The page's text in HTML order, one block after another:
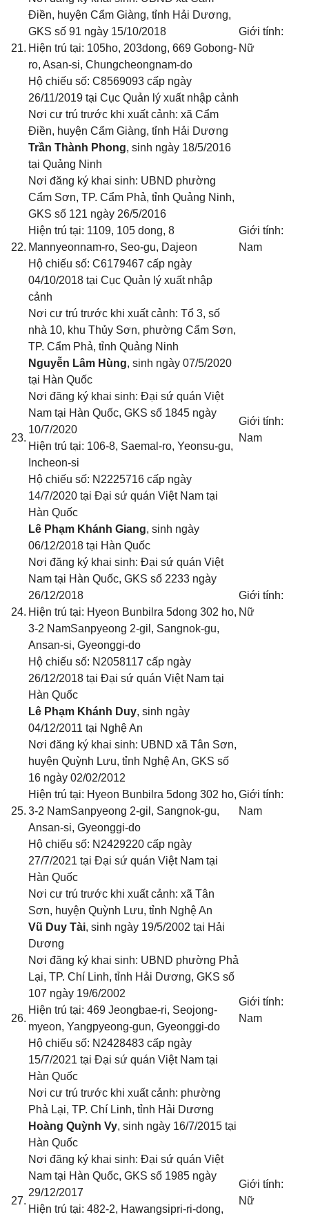
21.
Điền, huyện Cẩm Giàng, tỉnh Hải Dương,
GKS số 91 ngày 15/10/2018
Hiện trú tại: 105ho, 203dong, 669 Gobong-
ro, Asan-si, Chungcheongnam-do
Hộ chiếu số: C8569093 cấp ngày
26/11/2019 tại Cục Quản lý xuất nhập cảnh
Nơi cư trú trước khi xuất cảnh: xã Cẩm
Điền, huyện Cẩm Giàng, tỉnh Hải Dương
Giới tính:
Nữ
22.
Trần Thành Phong, sinh ngày 18/5/2016
tại Quảng Ninh
Nơi đăng ký khai sinh: UBND phường
Cẩm Sơn, TP. Cẩm Phả, tỉnh Quảng Ninh,
GKS số 121 ngày 26/5/2016
Hiện trú tại: 1109, 105 dong, 8
Mannyeonnam-ro, Seo-gu, Dajeon
Hộ chiếu số: C6179467 cấp ngày
04/10/2018 tại Cục Quản lý xuất nhập
cảnh
Nơi cư trú trước khi xuất cảnh: Tổ 3, số
nhà 10, khu Thủy Sơn, phường Cẩm Sơn,
TP. Cẩm Phả, tỉnh Quảng Ninh
Giới tính:
Nam
23.
Nguyễn Lâm Hùng, sinh ngày 07/5/2020
tại Hàn Quốc
Nơi đăng ký khai sinh: Đại sứ quán Việt
Nam tại Hàn Quốc, GKS số 1845 ngày
10/7/2020
Hiện trú tại: 106-8, Saemal-ro, Yeonsu-gu,
Incheon-si
Hộ chiếu số: N2225716 cấp ngày
14/7/2020 tại Đại sứ quán Việt Nam tại
Hàn Quốc
Giới tính:
Nam
24.
Lê Phạm Khánh Giang, sinh ngày
06/12/2018 tại Hàn Quốc
Nơi đăng ký khai sinh: Đại sứ quán Việt
Nam tại Hàn Quốc, GKS số 2233 ngày
26/12/2018
Hiện trú tại: Hyeon Bunbilra 5dong 302 ho,
3-2 NamSanpyeong 2-gil, Sangnok-gu,
Ansan-si, Gyeonggi-do
Hộ chiếu số: N2058117 cấp ngày
26/12/2018 tại Đại sứ quán Việt Nam tại
Hàn Quốc
Giới tính:
Nữ
25.
Lê Phạm Khánh Duy, sinh ngày
04/12/2011 tại Nghệ An
Nơi đăng ký khai sinh: UBND xã Tân Sơn,
huyện Quỳnh Lưu, tỉnh Nghệ An, GKS số
16 ngày 02/02/2012
Hiện trú tại: Hyeon Bunbilra 5dong 302 ho,
3-2 NamSanpyeong 2-gil, Sangnok-gu,
Ansan-si, Gyeonggi-do
Hộ chiếu số: N2429220 cấp ngày
27/7/2021 tại Đại sứ quán Việt Nam tại
Hàn Quốc
Nơi cư trú trước khi xuất cảnh: xã Tân
Sơn, huyện Quỳnh Lưu, tỉnh Nghệ An
Giới tính:
Nam
26.
Vũ Duy Tài, sinh ngày 19/5/2002 tại Hải
Dương
Nơi đăng ký khai sinh: UBND phường Phả
Lại, TP. Chí Linh, tỉnh Hải Dương, GKS số
107 ngày 19/6/2002
Hiện trú tại: 469 Jeongbae-ri, Seojong-
myeon, Yangpyeong-gun, Gyeonggi-do
Hộ chiếu số: N2428483 cấp ngày
15/7/2021 tại Đại sứ quán Việt Nam tại
Hàn Quốc
Nơi cư trú trước khi xuất cảnh: phường
Phả Lại, TP. Chí Linh, tỉnh Hải Dương
Giới tính:
Nam
27.
Hoàng Quỳnh Vy, sinh ngày 16/7/2015 tại
Hàn Quốc
Nơi đăng ký khai sinh: Đại sứ quán Việt
Nam tại Hàn Quốc, GKS số 1985 ngày
29/12/2017
Hiện trú tại: 482-2, Hawangsipri-ri-dong,
Giới tính:
Nữ